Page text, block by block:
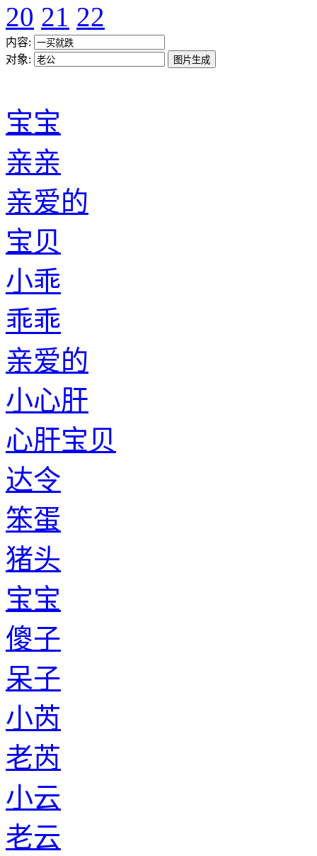
20 21 22
内容:
对象:
宝宝
亲亲
亲爱的
宝贝
小乖
乖乖
亲爱的
小心肝
心肝宝贝
达令
笨蛋
猪头
宝宝
傻子
呆子
小芮
老芮
小云
老云